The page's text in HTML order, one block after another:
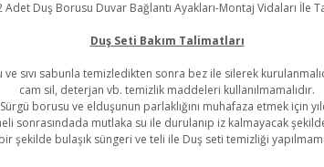
Adet Duş Borusu Duvar Bağlantı Ayakları-Montaj Vidaları İle
Duş Seti Bakım Talimatları
ve sıvı sabunla temizledikten sonra bez ile silerek
cam sil, deterjan vb. temizlik maddeleri kullanılmamalıdır.
borusu ve elduşunun parlaklığını muhafaza etmek için
sonrasındada mutlaka su ile durulanıp iz kalmayacak
şekilde bulaşık süngeri ve teli ile Duş seti temizliği